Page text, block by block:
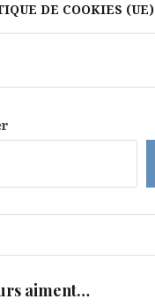
DE COOKIES (UE)
aiment…